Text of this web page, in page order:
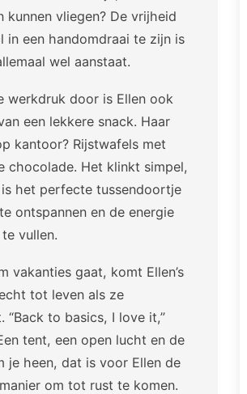
kunnen vliegen? De vrijheid
in een handomdraai te zijn is
wel aanstaat.
werkdruk door is Ellen ook
een lekkere snack. Haar
kantoor? Rijstwafels met
chocolade. Het klinkt simpel,
het perfecte tussendoortje
ontspannen en de energie
vullen.
vakanties gaat, komt Ellen’s
tot leven als ze
“Back to basics, I love it,”
tent, een open lucht en de
je heen, dat is voor Ellen de
om tot rust te komen.